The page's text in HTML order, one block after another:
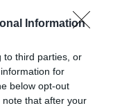
Information
to third parties, or
for
below opt-out
that after your
τη στιγμή